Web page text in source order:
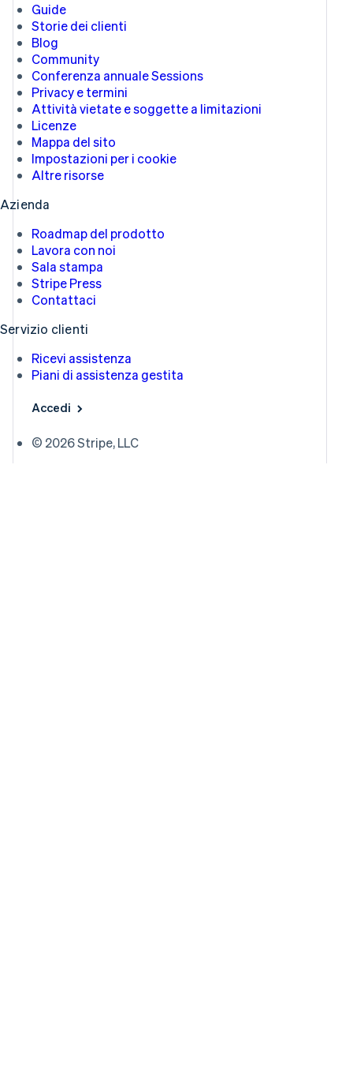
Guide
Storie dei clienti
Blog
Community
Conferenza annuale Sessions
Privacy e termini
Attività vietate e soggette a limitazioni
Licenze
Mappa del sito
Impostazioni per i cookie
Altre risorse
Azienda
Roadmap del prodotto
Lavora con noi
Sala stampa
Stripe Press
Contattaci
Servizio clienti
Ricevi assistenza
Piani di assistenza gestita
Accedi
© 2026 Stripe, LLC